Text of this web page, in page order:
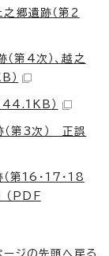
之郷遺跡（第2
第4次）、越之
）
）
第3次） 正誤
第16・17・18
（PDF
ージの先頭へ戻る